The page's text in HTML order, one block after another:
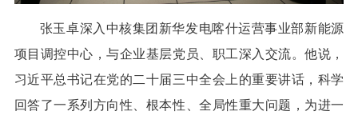
张玉卓深入中核集团新华发电喀什运营事业部新能源
项目调控中心，与企业基层党员、职工深入交流。他说，
习近平总书记在党的二十届三中全会上的重要讲话，科学
回答了一系列方向性、根本性、全局性重大问题，为进一